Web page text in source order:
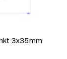
3x35mm